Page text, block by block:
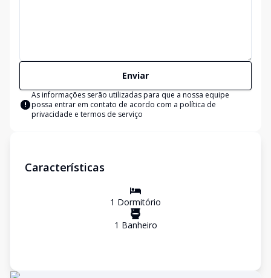
Enviar
As informações serão utilizadas para que a nossa equipe
possa entrar em contato de acordo com a política de
privacidade e termos de serviço
Características
1 Dormitório
1 Banheiro